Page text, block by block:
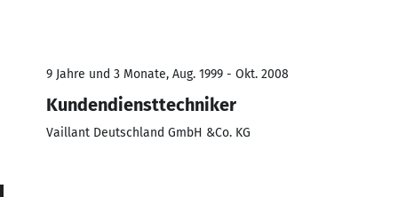
9 Jahre und 3 Monate, Aug. 1999 - Okt. 2008
Kundendiensttechniker
Vaillant Deutschland GmbH &Co. KG